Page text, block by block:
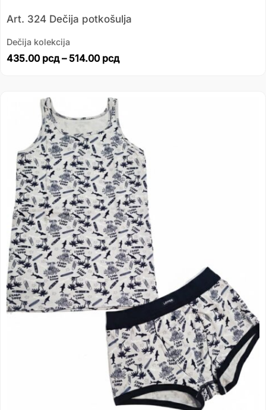
Art. 324 Dečija potkošulja
Dečija kolekcija
435.00 рсд – 514.00 рсд
735.00 рсд
до
945.00 рсд